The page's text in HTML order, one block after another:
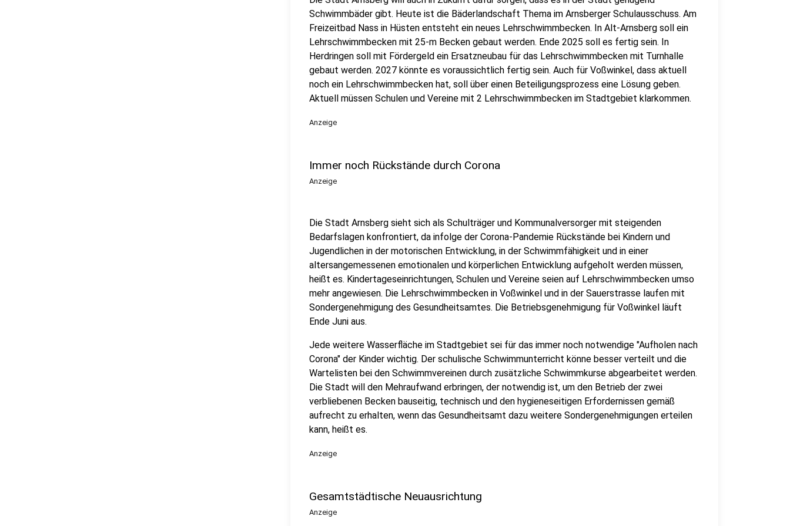
Schwimmbäder gibt. Heute ist die Bäderlandschaft Thema im Arnsberger Schulausschuss. Am
Freizeitbad Nass in Hüsten entsteht ein neues Lehrschwimmbecken. In Alt-Arnsberg soll ein
Lehrschwimmbecken mit 25-m Becken gebaut werden. Ende 2025 soll es fertig sein. In
Herdringen soll mit Fördergeld ein Ersatzneubau für das Lehrschwimmbecken mit Turnhalle
gebaut werden. 2027 könnte es voraussichtlich fertig sein. Auch für Voßwinkel, dass aktuell
noch ein Lehrschwimmbecken hat, soll über einen Beteiligungsprozess eine Lösung geben.
Aktuell müssen Schulen und Vereine mit 2 Lehrschwimmbecken im Stadtgebiet klarkommen.
Anzeige
Immer noch Rückstände durch Corona
Anzeige
Die Stadt Arnsberg sieht sich als Schulträger und Kommunalversorger mit steigenden
Bedarfslagen konfrontiert, da infolge der Corona-Pandemie Rückstände bei Kindern und
Jugendlichen in der motorischen Entwicklung, in der Schwimmfähigkeit und in einer
altersangemessenen emotionalen und körperlichen Entwicklung aufgeholt werden müssen,
heißt es. Kindertageseinrichtungen, Schulen und Vereine seien auf Lehrschwimmbecken umso
mehr angewiesen. Die Lehrschwimmbecken in Voßwinkel und in der Sauerstrasse laufen mit
Sondergenehmigung des Gesundheitsamtes. Die Betriebsgenehmigung für Voßwinkel läuft
Ende Juni aus.
Jede weitere Wasserfläche im Stadtgebiet sei für das immer noch notwendige "Aufholen nach
Corona" der Kinder wichtig. Der schulische Schwimmunterricht könne besser verteilt und die
Wartelisten bei den Schwimmvereinen durch zusätzliche Schwimmkurse abgearbeitet werden.
Die Stadt will den Mehraufwand erbringen, der notwendig ist, um den Betrieb der zwei
verbliebenen Becken bauseitig, technisch und den hygieneseitigen Erfordernissen gemäß
aufrecht zu erhalten, wenn das Gesundheitsamt dazu weitere Sondergenehmigungen erteilen
kann, heißt es.
Anzeige
Gesamtstädtische Neuausrichtung
Anzeige